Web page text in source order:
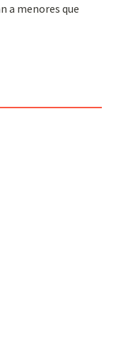
a menores que